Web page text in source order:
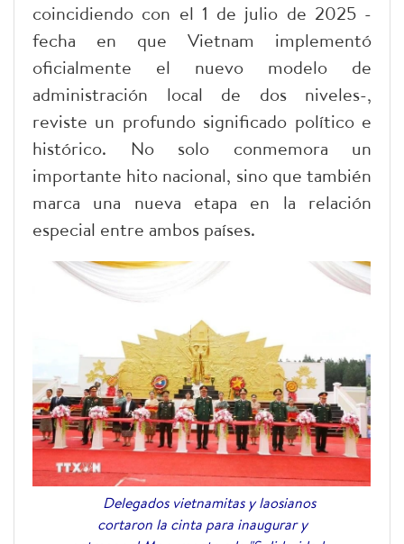
coincidiendo con el 1 de julio de 2025 -
fecha en que Vietnam implementó
oficialmente el nuevo modelo de
administración local de dos niveles-,
reviste un profundo significado político e
histórico. No solo conmemora un
importante hito nacional, sino que también
marca una nueva etapa en la relación
especial entre ambos países.
Delegados vietnamitas y laosianos
cortaron la cinta para inaugurar y